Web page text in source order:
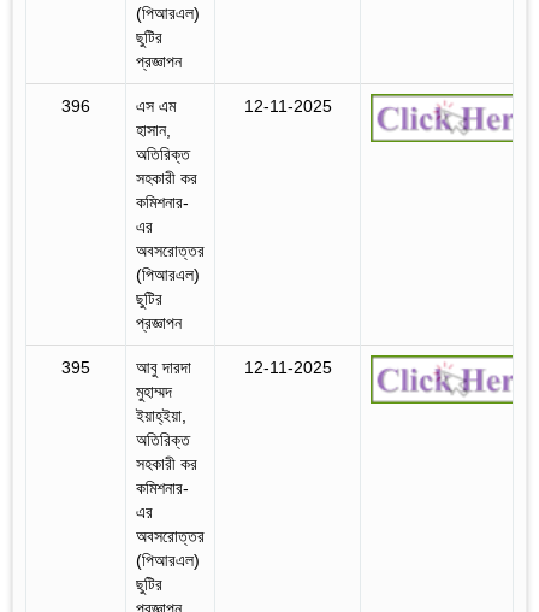
(পিআরএল)
ছুটির
প্রজ্ঞাপন
396
এস এম
হাসান,
অতিরিক্ত
সহকারী কর
কমিশনার-
এর
অবসরোত্তর
(পিআরএল)
ছুটির
প্রজ্ঞাপন
12-11-2025
395
আবু দারদা
মুহাম্মদ
ইয়াহ্‌ইয়া,
অতিরিক্ত
সহকারী কর
কমিশনার-
এর
অবসরোত্তর
(পিআরএল)
ছুটির
প্রজ্ঞাপন
12-11-2025